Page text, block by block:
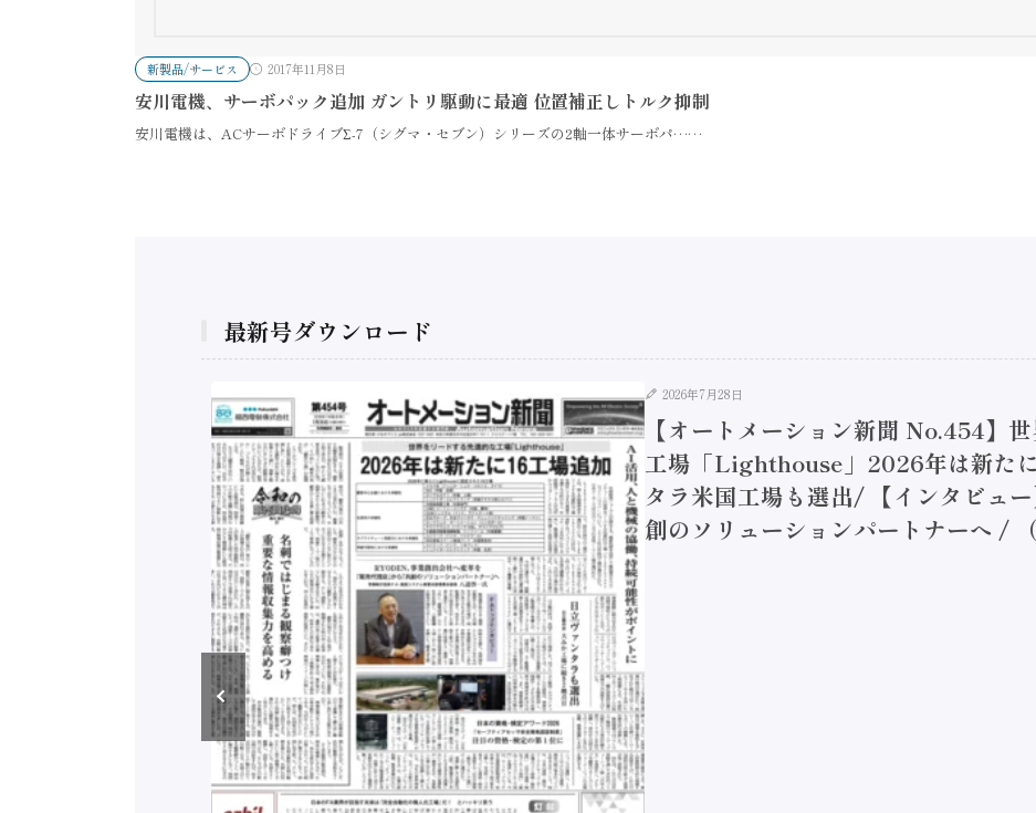
新製品/サービス 2017年11月8日
安川電機、サーボパック追加 ガントリ駆動に最適 位置補正しトルク抑制
安川電機は、ACサーボドライブΣ-7（シグマ・セブン）シリーズの2軸一体サーボパ……
最新号ダウンロード
2026年7月28日
【オートメーション新聞 No.454】世
工場「Lighthouse」2026年は新たに
タラ米国工場も選出/ 【インタビュ
創のソリューションパートナーへ /